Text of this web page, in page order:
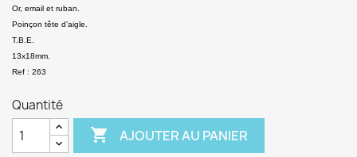
Or, email et ruban.
Poinçon tête d’aigle.
T.B.E.
13x18mm.
Ref : 263
Quantité
 AJOUTER AU PANIER